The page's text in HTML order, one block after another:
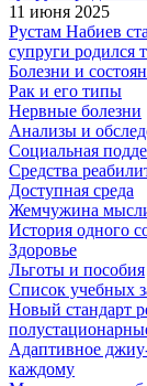
11 июня 2025
Рустам Набиев
супруги родился
Болезни и
Рак и его типы
Нервные болезни
Анализы и
Социальная
Средства
Доступная среда
Жемчужина
История одного
Здоровье
Льготы и пособия
Список учебных
Новый стандарт
Адаптивное
каждому